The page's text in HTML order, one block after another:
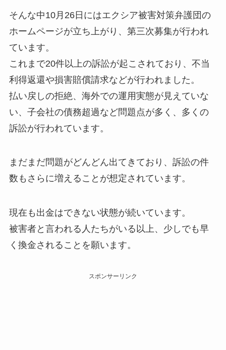
そんな中10月26日にはエクシア被害対策弁護団の
ホームページが立ち上がり、第三次募集が行われ
ています。
これまで20件以上の訴訟が起こされており、不当
利得返還や損害賠償請求などが行われました。
払い戻しの拒絶、海外での運用実態が見えていな
い、子会社の債務超過など問題点が多く、多くの
訴訟が行われています。
まだまだ問題がどんどん出てきており、訴訟の件
数もさらに増えることが想定されています。
現在も出金はできない状態が続いています。
被害者と言われる人たちがいる以上、少しでも早
く換金されることを願います。
スポンサーリンク